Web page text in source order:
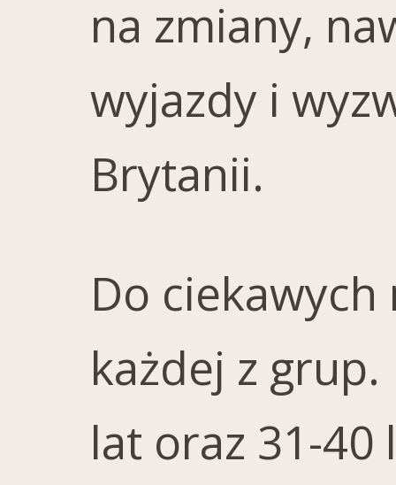
na zmiany,
wyjazdy i
Brytanii.
Do
każdej z grup.
lat oraz 31-